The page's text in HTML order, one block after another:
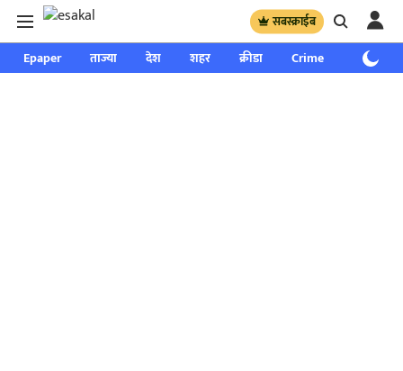
सबस्क्राईब
Epaper ताज्या देश शहर क्रीडा Crime साप्ताहिक